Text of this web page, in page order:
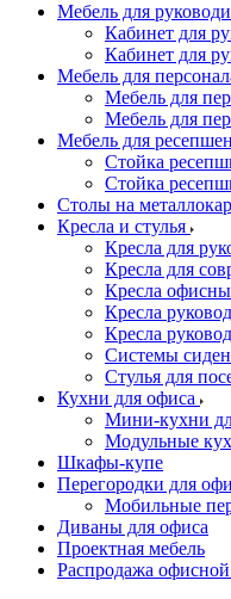
Мебель для
Кабинет для
Кабинет для
Мебель для
Мебель для
Мебель для
Мебель для ресепшен
Стойка
Стойка
Столы на
Кресла и стулья
Кресла для
Кресла для
Кресла
Кресла
Кресла
Системы
Стулья для
Кухни для офиса
Мини-кухни
Модульные
Шкафы-купе
Перегородки для
Мобильные
Диваны для офиса
Проектная мебель
Распродажа